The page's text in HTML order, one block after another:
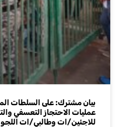
بيان مشترك: على السلطات
عمليات الاحتجاز التعسفي
للاجئين/ات وطالبي/ات